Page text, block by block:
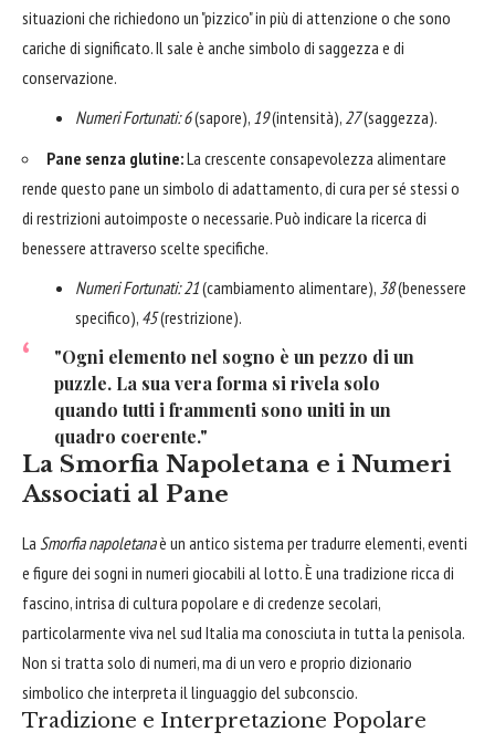
situazioni che richiedono un "pizzico" in più di attenzione o che sono
cariche di significato. Il sale è anche simbolo di saggezza e di
conservazione.
Numeri Fortunati: 6(sapore), 19(intensità), 27(saggezza).
Pane senza glutine:La crescente consapevolezza alimentare
rende questo pane un simbolo di adattamento, di cura per sé stessi o
di restrizioni autoimposte o necessarie. Può indicare la ricerca di
benessere attraverso scelte specifiche.
Numeri Fortunati: 21(cambiamento alimentare), 38(benessere
specifico), 45(restrizione).
"Ogni elemento nel sogno è un pezzo di un
puzzle. La sua vera forma si rivela solo
quando tutti i frammenti sono uniti in un
quadro coerente."
La Smorfia Napoletana e i Numeri
Associati al Pane
La Smorfia napoletanaè un antico sistema per tradurre elementi, eventi
e figure dei sogni in numeri giocabili al lotto. È una tradizione ricca di
fascino, intrisa di cultura popolare e di credenze secolari,
particolarmente viva nel sud Italia ma conosciuta in tutta la penisola.
Non si tratta solo di numeri, ma di un vero e proprio dizionario
simbolico che interpreta il linguaggio del subconscio.
Tradizione e Interpretazione Popolare